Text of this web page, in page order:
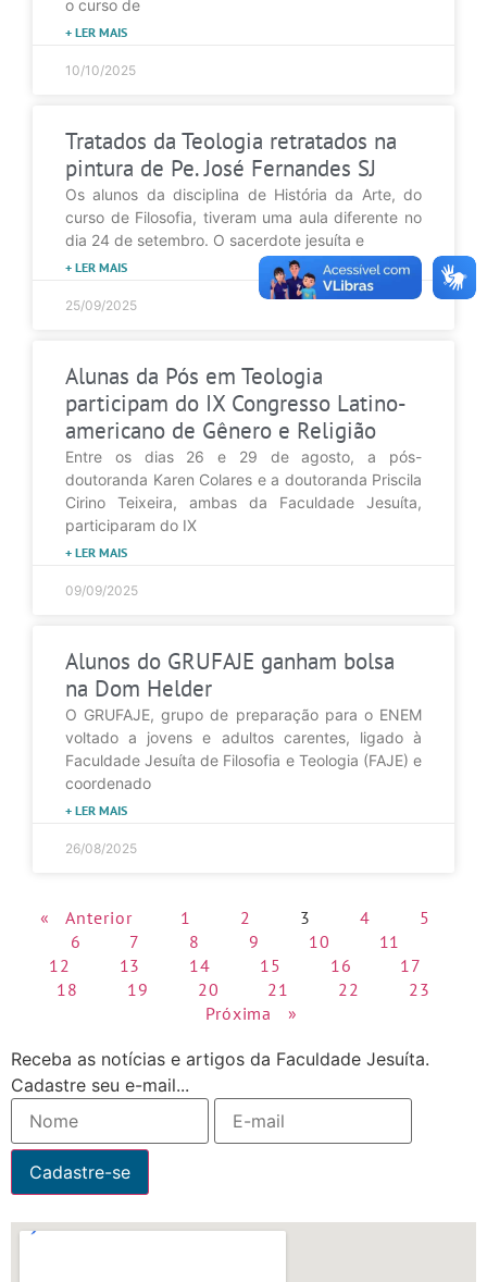
o curso de
+ LER MAIS
10/10/2025
Tratados da Teologia retratados na
pintura de Pe. José Fernandes SJ
Os alunos da disciplina de História da Arte, do
curso de Filosofia, tiveram uma aula diferente no
dia 24 de setembro. O sacerdote jesuíta e
+ LER MAIS
25/09/2025
Alunas da Pós em Teologia
participam do IX Congresso Latino-
americano de Gênero e Religião
Entre os dias 26 e 29 de agosto, a pós-
doutoranda Karen Colares e a doutoranda Priscila
Cirino Teixeira, ambas da Faculdade Jesuíta,
participaram do IX
+ LER MAIS
09/09/2025
Alunos do GRUFAJE ganham bolsa
na Dom Helder
O GRUFAJE, grupo de preparação para o ENEM
voltado a jovens e adultos carentes, ligado à
Faculdade Jesuíta de Filosofia e Teologia (FAJE) e
coordenado
+ LER MAIS
26/08/2025
« Anterior 1 2 3 4
5
6
7 8 9 10
11
12
13 14 15 16
17
18
19 20 21 22
23
Próxima »
Receba as notícias e artigos da Faculdade Jesuíta.
Cadastre seu e-mail...